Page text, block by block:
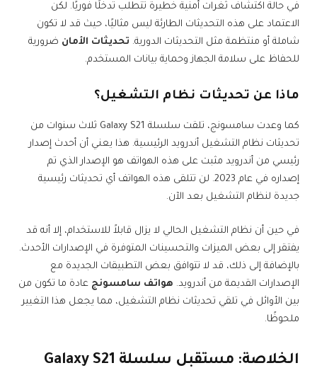
في حالة اكتشاف ثغرات أمنية خطيرة تتطلب تدخلًا فوريًا. لكن
الاعتماد على هذه التحديثات الطارئة ليس مثاليًا، حيث قد لا تكون
شاملة أو منتظمة مثل التحديثات الدورية. تحديثات الأمان ضرورية
للحفاظ على سلامة الجهاز وحماية بيانات المستخدم.
ماذا عن تحديثات نظام التشغيل؟
كما وعدت سامسونج، تلقت سلسلة Galaxy S21 ثلاث سنوات من
تحديثات نظام التشغيل أندرويد الرئيسية. هذا يعني أن أحدث إصدار
رئيسي من أندرويد مثبت على هذه الهواتف هو الإصدار الذي تم
إصداره في عام 2023. لن تتلقى هذه الهواتف أي تحديثات رئيسية
جديدة لنظام التشغيل بعد الآن.
في حين أن نظام التشغيل الحالي لا يزال قابلاً للاستخدام، إلا أنه قد
يفتقر إلى بعض الميزات والتحسينات المتوفرة في الإصدارات الأحدث.
بالإضافة إلى ذلك، قد لا تتوافق بعض التطبيقات الجديدة مع
الإصدارات القديمة من أندرويد. هواتف سامسونج عادة ما تكون من
بين الأوائل في تلقي تحديثات نظام التشغيل، مما يجعل هذا التغيير
ملحوظًا.
الخلاصة: مستقبل سلسلة Galaxy S21